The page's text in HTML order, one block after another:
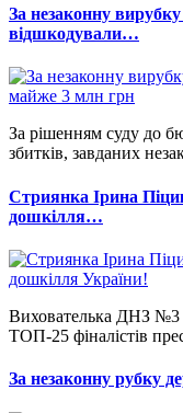
За незаконну
відшкодували…
За рішенням суду до
збитків, завданих
Стриянка Ірина
дошкілля…
Вихователька ДНЗ №3
ТОП-25 фіналістів
За незаконну рубку